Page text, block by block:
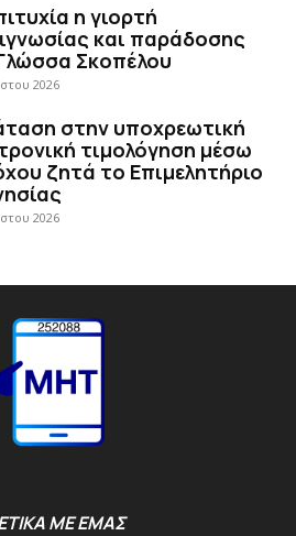
η γιορτή
και παράδοσης
Σκοπέλου
2026
στην υποχρεωτική
τιμολόγηση μέσω
ζητά το Επιμελητήριο
2026
ΜΕ ΕΜΑΣ